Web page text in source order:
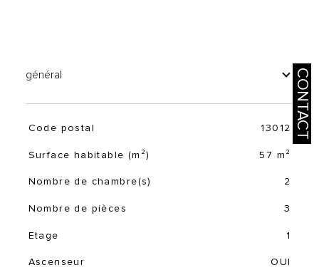
CONTACT
général
TRAD_SIROCCO_Caracteristique
Code postal 13012
Surface habitable (m²) 57 m²
Nombre de chambre(s) 2
Nombre de pièces 3
Etage 1
Ascenseur OUI